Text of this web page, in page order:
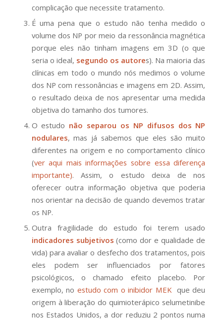
complicação que necessite tratamento.
É uma pena que o estudo não tenha medido o
volume dos NP por meio da ressonância magnética
porque eles não tinham imagens em 3D (o que
seria o ideal, segundo os autores). Na maioria das
clínicas em todo o mundo nós medimos o volume
dos NP com ressonâncias e imagens em 2D. Assim,
o resultado deixa de nos apresentar uma medida
objetiva do tamanho dos tumores.
O estudo não separou os NP difusos dos NP
nodulares, mas já sabemos que eles são muito
diferentes na origem e no comportamento clínico
(ver aqui mais informações sobre essa diferença
importante). Assim, o estudo deixa de nos
oferecer outra informação objetiva que poderia
nos orientar na decisão de quando devemos tratar
os NP.
Outra fragilidade do estudo foi terem usado
indicadores subjetivos(como dor e qualidade de
vida) para avaliar o desfecho dos tratamentos, pois
eles podem ser influenciados por fatores
psicológicos, o chamado efeito placebo. Por
exemplo, no estudo com o inibidor MEK que deu
origem à liberação do quimioterápico selumetinibe
nos Estados Unidos, a dor reduziu 2 pontos numa